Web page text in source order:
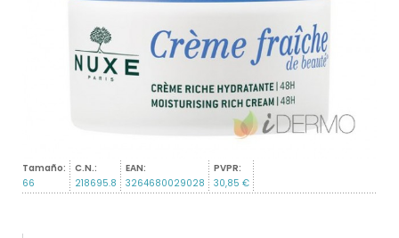
Tamaño:
66
C.N.:
218695.8
EAN:
3264680029028
PVPR:
30,85 €